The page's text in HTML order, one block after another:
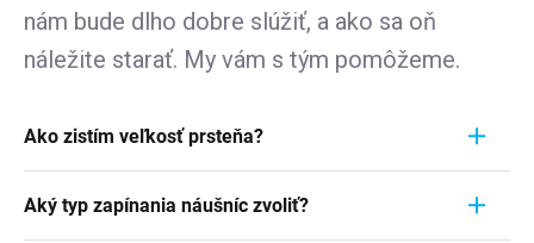
nám bude dlho dobre slúžiť, a ako sa oň
náležite starať. My vám s tým pomôžeme.
Ako zistím veľkosť prsteňa?
Aby ste zistili jeho veľkosť, vezmite pravítko a
Aký typ zapínania náušníc zvoliť?